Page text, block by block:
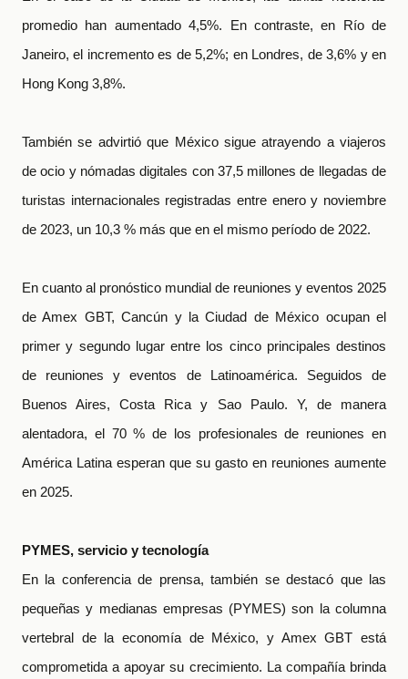
promedio han aumentado 4,5%. En contraste, en Río de
Janeiro, el incremento es de 5,2%; en Londres, de 3,6% y en
Hong Kong 3,8%.
También se advirtió que México sigue atrayendo a viajeros
de ocio y nómadas digitales con 37,5 millones de llegadas de
turistas internacionales registradas entre enero y noviembre
de 2023, un 10,3 % más que en el mismo período de 2022.
En cuanto al pronóstico mundial de reuniones y eventos 2025
de Amex GBT, Cancún y la Ciudad de México ocupan el
primer y segundo lugar entre los cinco principales destinos
de reuniones y eventos de Latinoamérica. Seguidos de
Buenos Aires, Costa Rica y Sao Paulo. Y, de manera
alentadora, el 70 % de los profesionales de reuniones en
América Latina esperan que su gasto en reuniones aumente
en 2025.
PYMES, servicio y tecnología
En la conferencia de prensa, también se destacó que las
pequeñas y medianas empresas (PYMES) son la columna
vertebral de la economía de México, y Amex GBT está
comprometida a apoyar su crecimiento. La compañía brinda